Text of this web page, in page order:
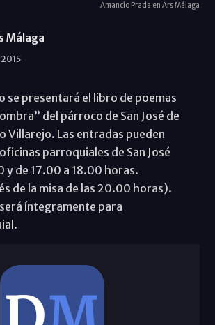
Amancio Prada en Ars Málaga
Málaga
se presentará el libro de poemas
del párroco de San José de
Villarejo. Las entradas pueden
parroquiales de San José
y de 17.00 a 18.00 horas.
de la misa de las 20.00 horas).
íntegramente para